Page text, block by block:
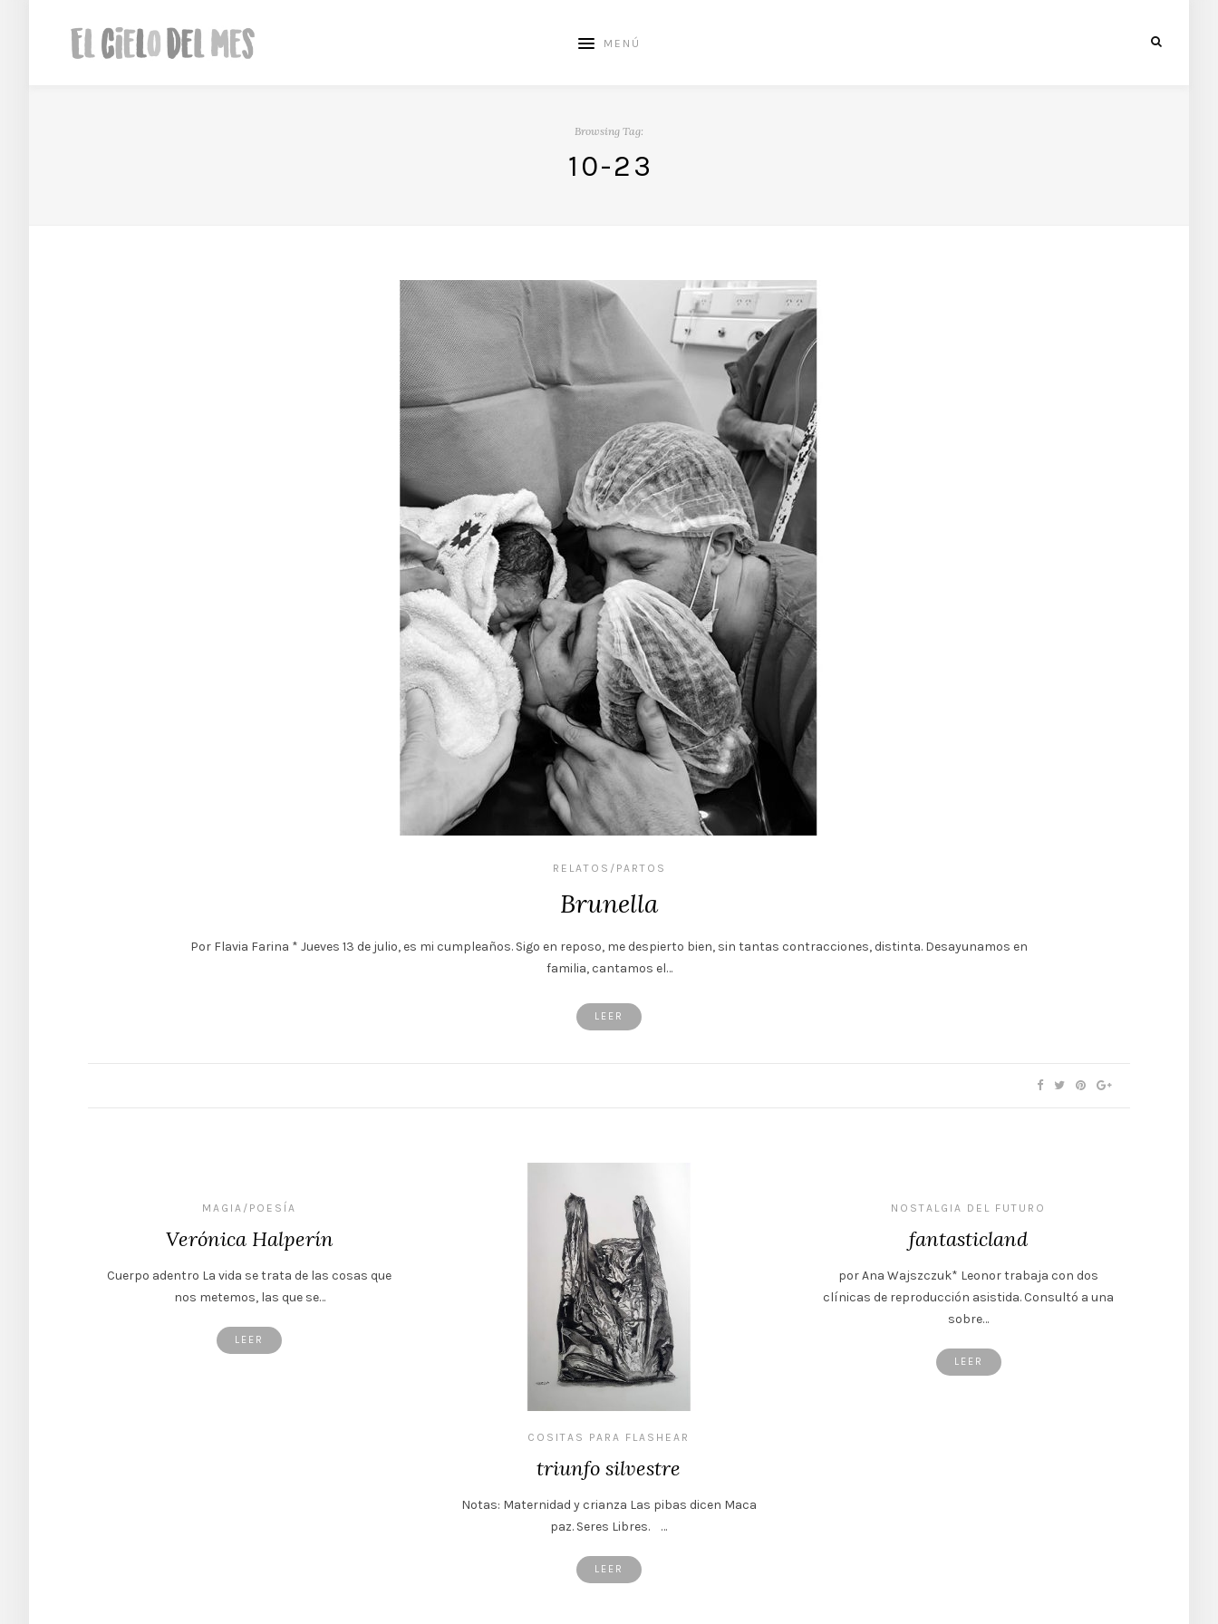
MENÚ
Browsing Tag:
10-23
RELATOS/PARTOS
Brunella
Por Flavia Farina * Jueves 13 de julio, es mi cumpleaños. Sigo en reposo, me despierto bien, sin tantas contracciones, distinta. Desayunamos en
familia, cantamos el…
LEER
MAGIA/POESÍA
Verónica Halperín
Cuerpo adentro La vida se trata de las cosas que
nos metemos, las que se…
LEER
COSITAS PARA FLASHEAR
triunfo silvestre
Notas: Maternidad y crianza Las pibas dicen Maca
paz. Seres Libres. …
LEER
NOSTALGIA DEL FUTURO
fantasticland
por Ana Wajszczuk* Leonor trabaja con dos
clínicas de reproducción asistida. Consultó a una
sobre…
LEER